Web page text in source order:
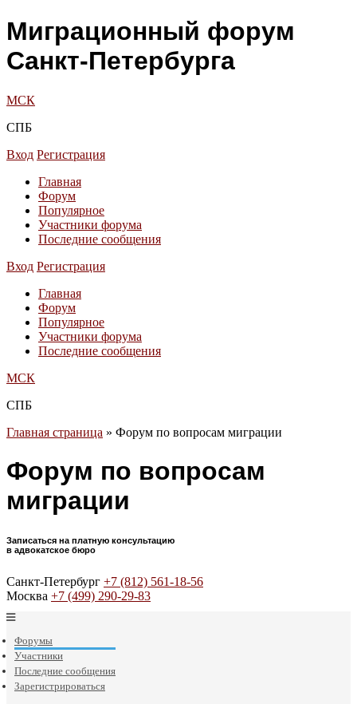
Миграционный форум
Санкт-Петербурга
МСК
СПБ
Вход Регистрация
Главная
Форум
Популярное
Участники форума
Последние сообщения
Вход Регистрация
Главная
Форум
Популярное
Участники форума
Последние сообщения
МСК
СПБ
Главная страница » Форум по вопросам миграции
Форум по вопросам
миграции
Записаться на платную консультацию
в адвокатское бюро
Санкт-Петербург +7 (812) 561-18-56
Москва +7 (499) 290-29-83
Форумы
Участники
Последние сообщения
Зарегистрироваться